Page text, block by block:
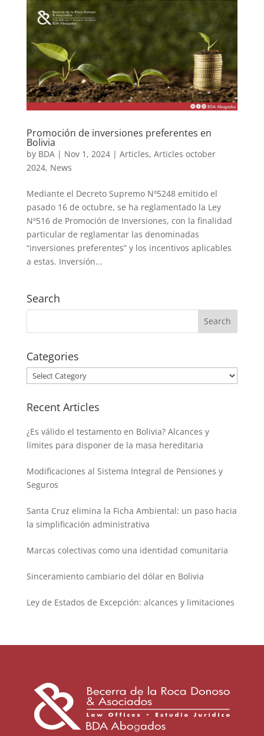
Promoción de inversiones preferentes en
Bolivia
by BDA| Nov 1, 2024| Articles, Articles october
2024, News
Mediante el Decreto Supremo Nº5248 emitido el
pasado 16 de octubre, se ha reglamentado la Ley
Nº516 de Promoción de Inversiones, con la finalidad
particular de reglamentar las denominadas
“inversiones preferentes” y los incentivos aplicables
a estas. Inversión...
Search
Categories
Categories
Recent Articles
¿Es válido el testamento en Bolivia? Alcances y
límites para disponer de la masa hereditaria
Modificaciones al Sistema Integral de Pensiones y
Seguros
Santa Cruz elimina la Ficha Ambiental: un paso hacia
la simplificación administrativa
Marcas colectivas como una identidad comunitaria
Sinceramiento cambiario del dólar en Bolivia
Ley de Estados de Excepción: alcances y limitaciones